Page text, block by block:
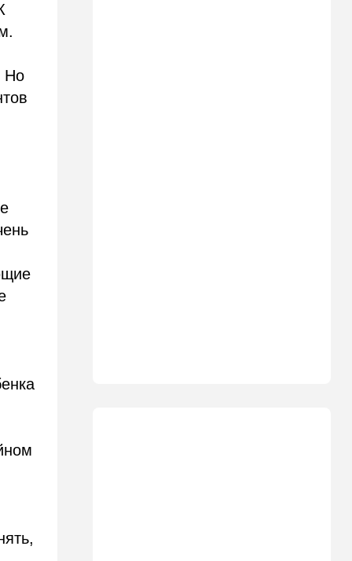
Но